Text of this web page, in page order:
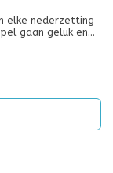
elke nederzetting
gaan geluk en